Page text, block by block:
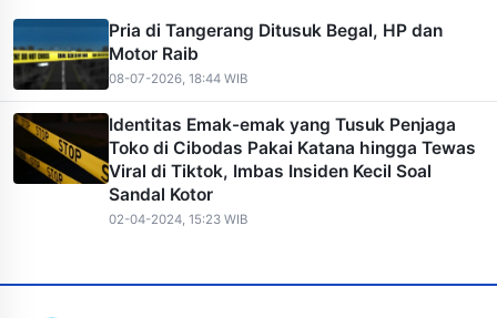
Pria di Tangerang Ditusuk Begal, HP dan
Motor Raib
08-07-2026, 18:44 WIB
Identitas Emak-emak yang Tusuk Penjaga
Toko di Cibodas Pakai Katana hingga Tewas
Viral di Tiktok, Imbas Insiden Kecil Soal
Sandal Kotor
02-04-2024, 15:23 WIB